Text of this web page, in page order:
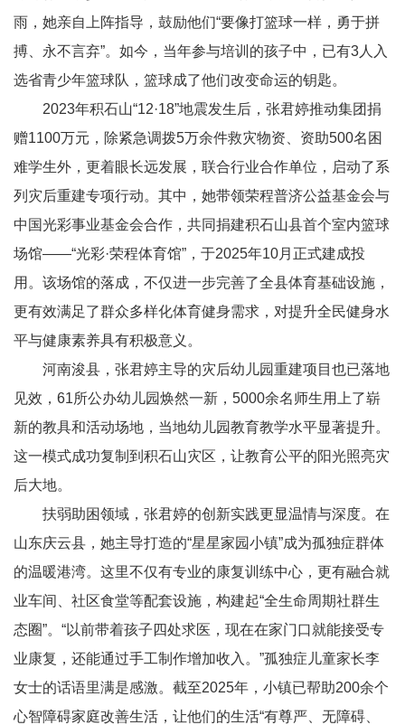
雨，她亲自上阵指导，鼓励他们“要像打篮球一样，勇于拼
搏、永不言弃”。如今，当年参与培训的孩子中，已有3 人入
选省青少年篮球队，篮球成了他们改变命运的钥匙。
2023年积石山“12·18”地震发生后，张君婷推动集团捐
赠1100万元，除紧急调拨5万余件救灾物资、资助500名困
难学生外，更着眼长远发展，联合行业合作单位，启动了系
列灾后重建专项行动。其中，她带领荣程普济公益基金会与
中国光彩事业基金会合作，共同捐建积石山县首个室内篮球
场馆——“光彩·荣程体育馆”，于2025年10月正式建成投
用。该场馆的落成，不仅进一步完善了全县体育基础设施，
更有效满足了群众多样化体育健身需求，对提升全民健身水
平与健康素养具有积极意义。
河南浚县，张君婷主导的灾后幼儿园重建项目也已落地
见效， 61所公办幼儿园焕然一新， 5000余名师生用上了崭
新的教具和活动场地，当地幼儿园教育教学水平显著提升。
这一模式成功复制到积石山灾区，让教育公平的阳光照亮灾
后大地。
扶弱助困领域，张君婷的创新实践更显温情与深度。在
山东庆云县，她主导打造的“星星家园小镇”成为孤独症群体
的温暖港湾。这里不仅有专业的康复训练中心，更有融合就
业车间、社区食堂等配套设施，构建起“全生命周期社群生
态圈”。“以前带着孩子四处求医，现在在家门口就能接受专
业康复，还能通过手工制作增加收入。”孤独症儿童家长李
女士的话语里满是感激。截至2025年，小镇已帮助200余个
心智障碍家庭改善生活，让他们的生活“有尊严、无障碍、